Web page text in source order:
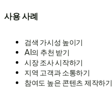
사용 사례
검색 가시성 높이기
AI의 추천 받기
시장 조사 시작하기
지역 고객과 소통하기
참여도 높은 콘텐츠 제작하기